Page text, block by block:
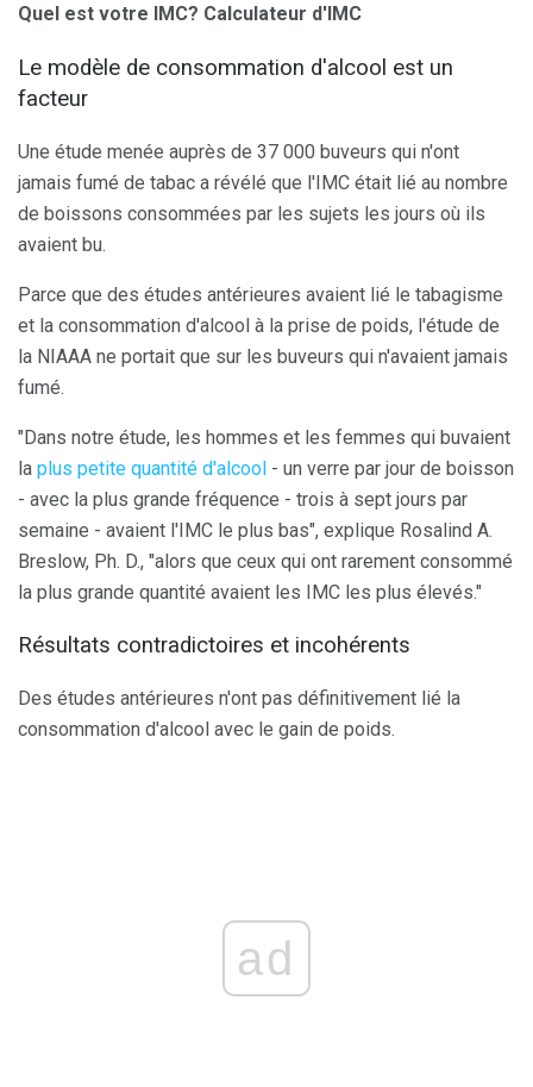
Quel est votre IMC? Calculateur d'IMC
Le modèle de consommation d'alcool est un
facteur
Une étude menée auprès de 37 000 buveurs qui n'ont
jamais fumé de tabac a révélé que l'IMC était lié au nombre
de boissons consommées par les sujets les jours où ils
avaient bu.
Parce que des études antérieures avaient lié le tabagisme
et la consommation d'alcool à la prise de poids, l'étude de
la NIAAA ne portait que sur les buveurs qui n'avaient jamais
fumé.
"Dans notre étude, les hommes et les femmes qui buvaient
la plus petite quantité d'alcool - un verre par jour de boisson
- avec la plus grande fréquence - trois à sept jours par
semaine - avaient l'IMC le plus bas", explique Rosalind A.
Breslow, Ph. D., "alors que ceux qui ont rarement consommé
la plus grande quantité avaient les IMC les plus élevés."
Résultats contradictoires et incohérents
Des études antérieures n'ont pas définitivement lié la
consommation d'alcool avec le gain de poids.
ad